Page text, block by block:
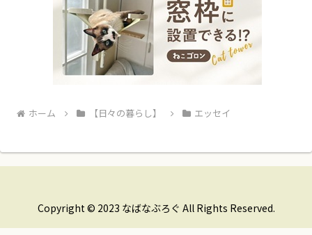
ホーム 【日々の暮らし】 エッセイ
Copyright © 2023 なばなぶろぐ All Rights Reserved.